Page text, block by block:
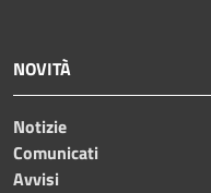
NOVITÀ
Notizie
Comunicati
Avvisi